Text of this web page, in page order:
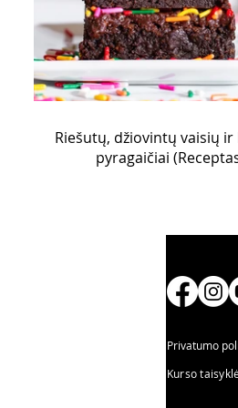
Riešutų, džiovintų vaisių ir
pyragaičiai
Privatumo
Kurso